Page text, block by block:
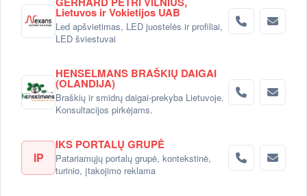
Lietuvos ir Vokietijos UAB
Led apšvietimas, LED juostelės ir profiliai,
LED šviestuvai
HENSELMANS BRAŠKIŲ DAIGAI
(OLANDIJA)
Braškių ir smidrų daigai-prekyba Lietuvoje.
Konsultacijos pirkėjams.
IP
IKS PORTALŲ GRUPĖ
Patariamųjų portalų grupė, kontekstinė,
turinio, įtakojimo reklama